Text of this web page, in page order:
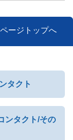
ページトップへ
タクト
ンタクト/その